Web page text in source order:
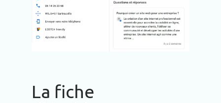
La fiche